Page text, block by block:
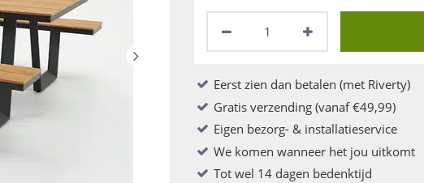
Eerst zien dan betalen (met Riverty)
Gratis verzending (vanaf €49,99)
Eigen bezorg- & installatieservice
We komen wanneer het jou uitkomt
Tot wel 14 dagen bedenktijd